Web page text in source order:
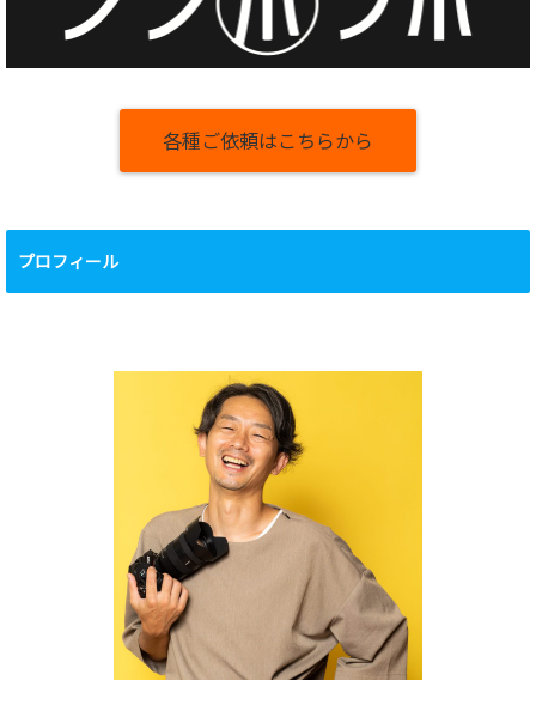
各種ご依頼はこちらから
プロフィール